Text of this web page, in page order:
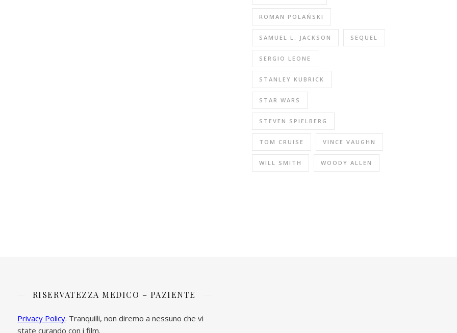
ROMAN POLAŃSKI
SAMUEL L. JACKSON SEQUEL
SERGIO LEONE
STANLEY KUBRICK
STAR WARS
STEVEN SPIELBERG
TOM CRUISE VINCE VAUGHN
WILL SMITH WOODY ALLEN
RISERVATEZZA MEDICO – PAZIENTE
Privacy Policy. Tranquilli, non diremo a nessuno che vi
state curando con i film.